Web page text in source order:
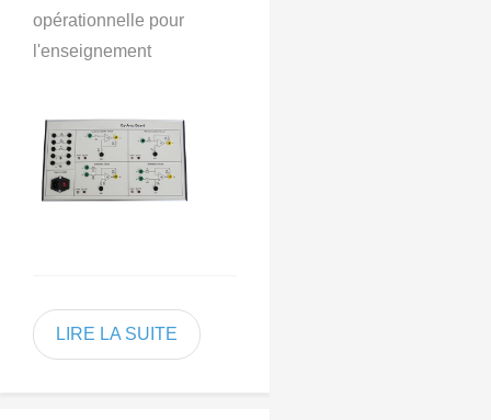
opérationnelle pour
l'enseignement
LIRE LA SUITE